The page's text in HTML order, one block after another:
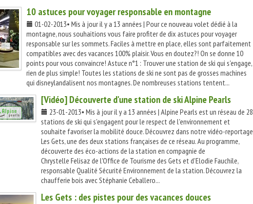
10 astuces pour voyager responsable en montagne
01-02-2013• Mis à jour il y a 13 années | Pour ce nouveau volet dédié à la
montagne, nous souhaitions vous faire profiter de dix astuces pour voyager
responsable sur les sommets. Faciles à mettre en place, elles sont parfaitement
compatibles avec des vacances 100% plaisir. Vous en doutez?! On se donne 10
points pour vous convaincre! Astuce n°1 : Trouver une station de ski qui s'engage,
rien de plus simple! Toutes les stations de ski ne sont pas de grosses machines
qui disneylandalisent nos montagnes. De nombreuses stations tentent...
[Vidéo] Découverte d'une station de ski Alpine Pearls
23-01-2013• Mis à jour il y a 13 années | Alpine Pearls est un réseau de 28
stations de ski qui s'engagent pour le respect de l'environnement et
souhaite favoriser la mobilité douce. Découvrez dans notre vidéo-reportage
Les Gets, une des deux stations françaises de ce réseau. Au programme,
découverte des éco-actions de la station en compagnie de
Chrystelle Felisaz de l'Office de Tourisme des Gets et d'Elodie Fauchile,
responsable Qualité Sécurité Environnement de la station. Découvrez la
chaufferie bois avec Stéphanie Ceballero...
Les Gets : des pistes pour des vacances douces